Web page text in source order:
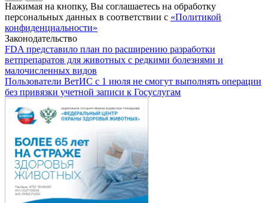
Нажимая на кнопку, Вы соглашаетесь на обработку
персональных данных в соответствии с «Политикой
конфиденциальности»
Законодательство
FDA представило план по расширению разработки
ветпрепаратов для животных с редкими болезнями и
малочисленных видов
Пользователи ВетИС с 1 июля не смогут выполнять операции
без привязки учетной записи к Госуслугам